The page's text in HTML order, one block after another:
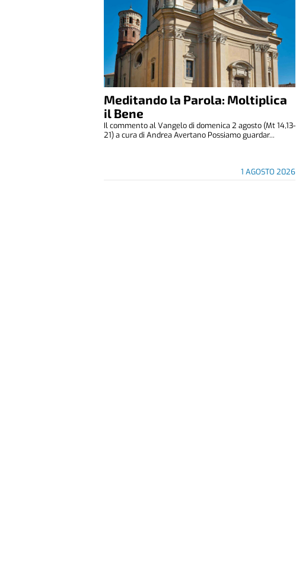
Meditando la Parola: Moltiplica
il Bene
1 AGOSTO 2026
Il commento al Vangelo di domenica 2 agosto (Mt 14,13-
21) a cura di Andrea Avertano Possiamo guardar...